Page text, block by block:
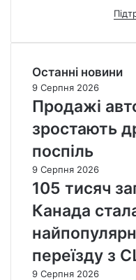
Останні новини
9 Серпня 2026
Продажі
зростають
поспіль
9 Серпня 2026
105 тисяч
Канада
переїзду з
9 Серпня 2026